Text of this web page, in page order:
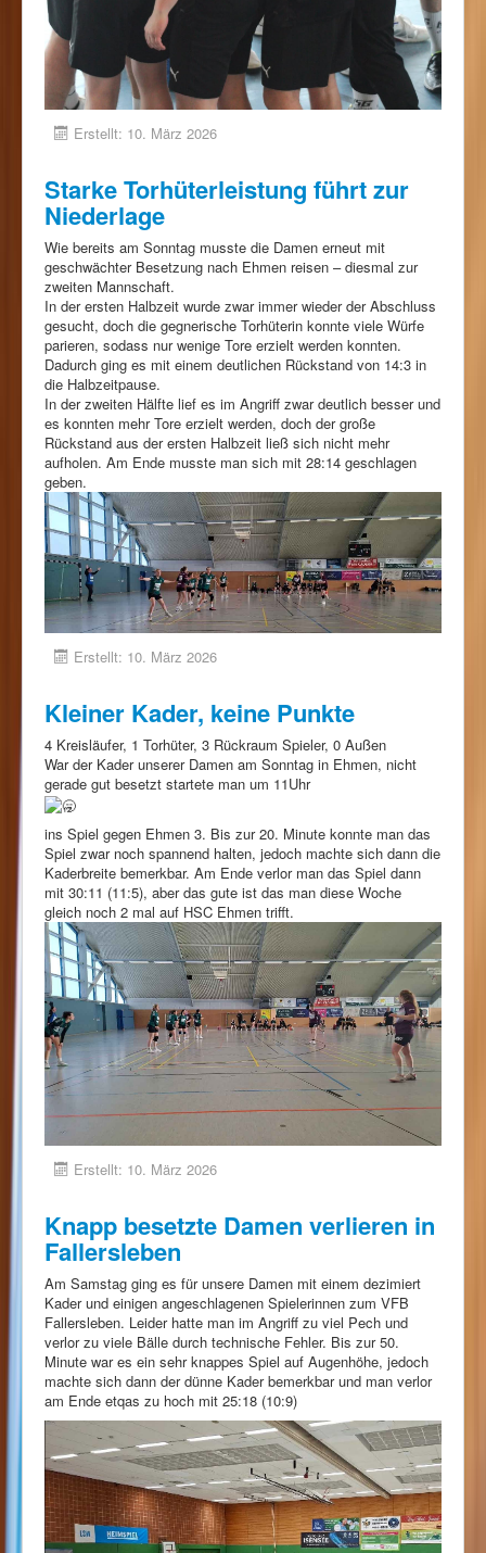
Erstellt: 10. März 2026
Starke Torhüterleistung führt zur
Niederlage
Wie bereits am Sonntag musste die Damen erneut mit
geschwächter Besetzung nach Ehmen reisen – diesmal zur
zweiten Mannschaft.
In der ersten Halbzeit wurde zwar immer wieder der Abschluss
gesucht, doch die gegnerische Torhüterin konnte viele Würfe
parieren, sodass nur wenige Tore erzielt werden konnten.
Dadurch ging es mit einem deutlichen Rückstand von 14:3 in
die Halbzeitpause.
In der zweiten Hälfte lief es im Angriff zwar deutlich besser und
es konnten mehr Tore erzielt werden, doch der große
Rückstand aus der ersten Halbzeit ließ sich nicht mehr
aufholen. Am Ende musste man sich mit 28:14 geschlagen
geben.
Erstellt: 10. März 2026
Kleiner Kader, keine Punkte
4 Kreisläufer, 1 Torhüter, 3 Rückraum Spieler, 0 Außen
War der Kader unserer Damen am Sonntag in Ehmen, nicht
gerade gut besetzt startete man um 11Uhr
ins Spiel gegen Ehmen 3. Bis zur 20. Minute konnte man das
Spiel zwar noch spannend halten, jedoch machte sich dann die
Kaderbreite bemerkbar. Am Ende verlor man das Spiel dann
mit 30:11 (11:5), aber das gute ist das man diese Woche
gleich noch 2 mal auf HSC Ehmen trifft.
Erstellt: 10. März 2026
Knapp besetzte Damen verlieren in
Fallersleben
Am Samstag ging es für unsere Damen mit einem dezimiert
Kader und einigen angeschlagenen Spielerinnen zum VFB
Fallersleben. Leider hatte man im Angriff zu viel Pech und
verlor zu viele Bälle durch technische Fehler. Bis zur 50.
Minute war es ein sehr knappes Spiel auf Augenhöhe, jedoch
machte sich dann der dünne Kader bemerkbar und man verlor
am Ende etqas zu hoch mit 25:18 (10:9)